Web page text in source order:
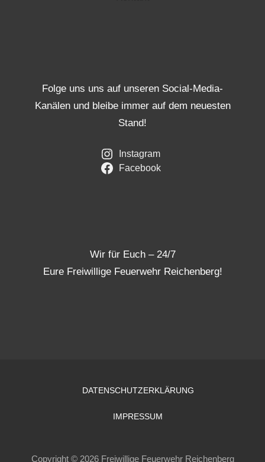
Folge uns uns auf unseren Social-Media-
Kanälen und bleibe immer auf dem neuesten
Stand!
Instagram
Facebook
Wir für Euch – 24/7
Eure Freiwillige Feuerwehr Reichenberg!
DATENSCHUTZERKLÄRUNG
IMPRESSUM
Copyright © 2026 Freiwillige Feuerwehr Reichenberg